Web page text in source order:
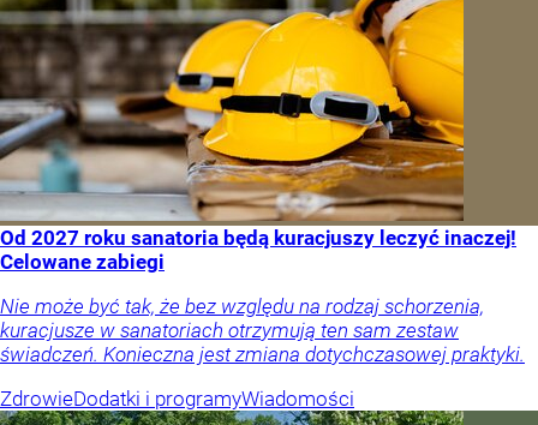
Od 2027 roku sanatoria będą kuracjuszy leczyć inaczej!
Celowane zabiegi
Nie może być tak, że bez względu na rodzaj schorzenia,
kuracjusze w sanatoriach otrzymują ten sam zestaw
świadczeń. Konieczna jest zmiana dotychczasowej praktyki.
ZdrowieDodatki i programyWiadomości